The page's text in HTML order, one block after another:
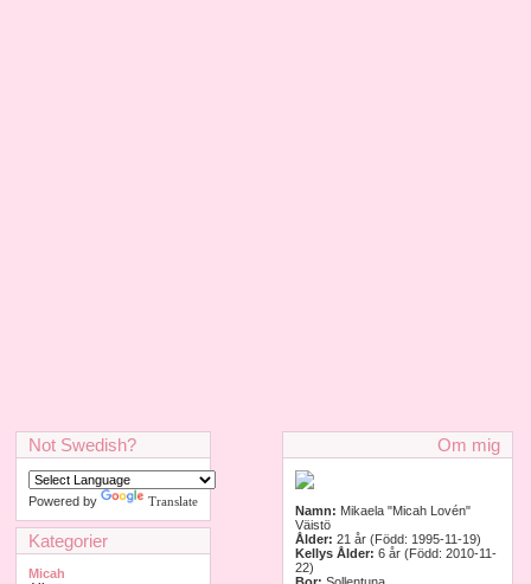
Not Swedish?
Powered by Translate
Kategorier
Micah
Om mig
Namn: Mikaela "Micah Lovén"
Väistö
Ålder: 21 år (Född: 1995-11-19)
Kellys Ålder: 6 år (Född: 2010-11-
22)